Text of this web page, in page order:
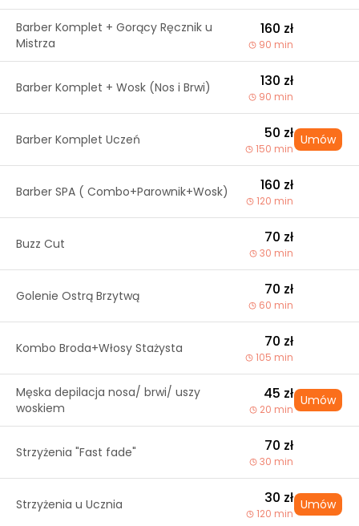
Barber Komplet + Gorący Ręcznik u
Mistrza
160 zł
90 min
Barber Komplet + Wosk (Nos i Brwi) 130 zł
90 min
Barber Komplet Uczeń 50 zł
150 min
Umów
Barber SPA ( Combo+Parownik+Wosk) 160 zł
120 min
Buzz Cut 70 zł
30 min
Golenie Ostrą Brzytwą 70 zł
60 min
Kombo Broda+Włosy Stażysta 70 zł
105 min
Męska depilacja nosa/ brwi/ uszy
woskiem
45 zł
20 min
Umów
Strzyżenia "Fast fade" 70 zł
30 min
Strzyżenia u Ucznia 30 zł
120 min
Umów